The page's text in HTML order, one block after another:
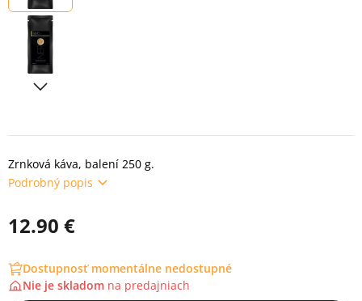
Zrnková káva, balení 250 g.
Podrobný popis
12.90 €
Dostupnosť momentálne nedostupné
Nie je skladom na predajniach